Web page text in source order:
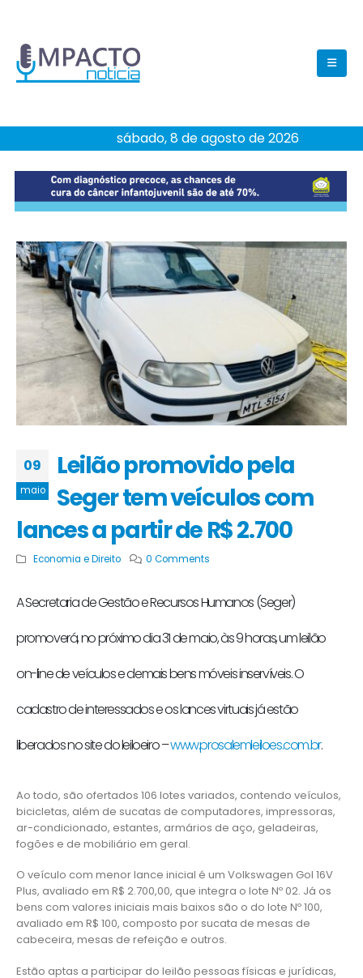
sábado, 8 de agosto de 2026
09
maio
Leilão promovido pela
Seger tem veículos com
lances a partir de R$ 2.700
Economia e Direito 0 Comments
A Secretaria de Gestão e Recursos Humanos (Seger)
promoverá, no próximo dia 31 de maio, às 9 horas, um leilão
on-line de veículos e demais bens móveis inservíveis. O
cadastro de interessados e os lances virtuais já estão
liberados no site do leiloeiro –www.prosalemleiloes.com.br.
Ao todo, são ofertados 106 lotes variados, contendo veículos,
bicicletas, além de sucatas de computadores, impressoras,
ar-condicionado, estantes, armários de aço, geladeiras,
fogões e de mobiliário em geral.
O veículo com menor lance inicial é um Volkswagen Gol 16V
Plus, avaliado em R$ 2.700,00, que integra o lote Nº 02. Já os
bens com valores iniciais mais baixos são o do lote Nº 100,
avaliado em R$ 100, composto por sucata de mesas de
cabeceira, mesas de refeição e outros.
Estão aptas a participar do leilão pessoas físicas e jurídicas,